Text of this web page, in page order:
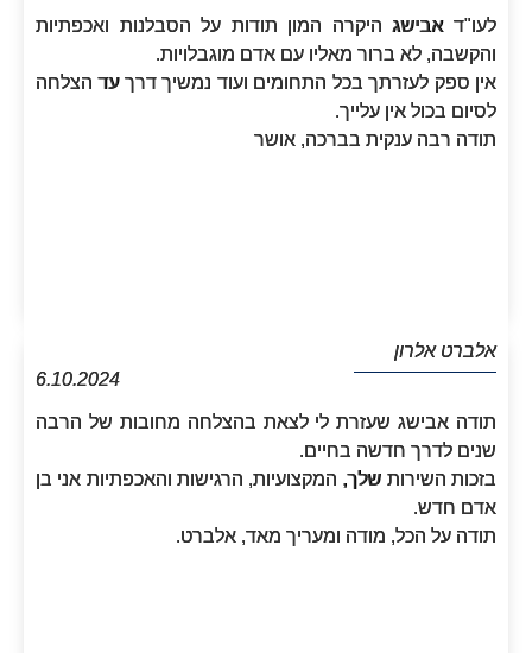
לעו"ד אבישג היקרה המון תודות על הסבלנות ואכפתיות
והקשבה, לא ברור מאליו עם אדם מוגבלויות.
אין ספק לעזרתך בכל התחומים ועוד נמשיך דרך עד הצלחה
לסיום בכול אין עלייך.
תודה רבה ענקית בברכה, אושר
תודה אבישג שעזרת לי לצאת בהצלחה מחובות של הרבה
שנים לדרך חדשה בחיים.
בזכות השירות שלך, המקצועיות, הרגישות והאכפתיות אני בן
אדם חדש.
תודה על הכל, מודה ומעריך מאד, אלברט.
אלברט אלרון
6.10.2024